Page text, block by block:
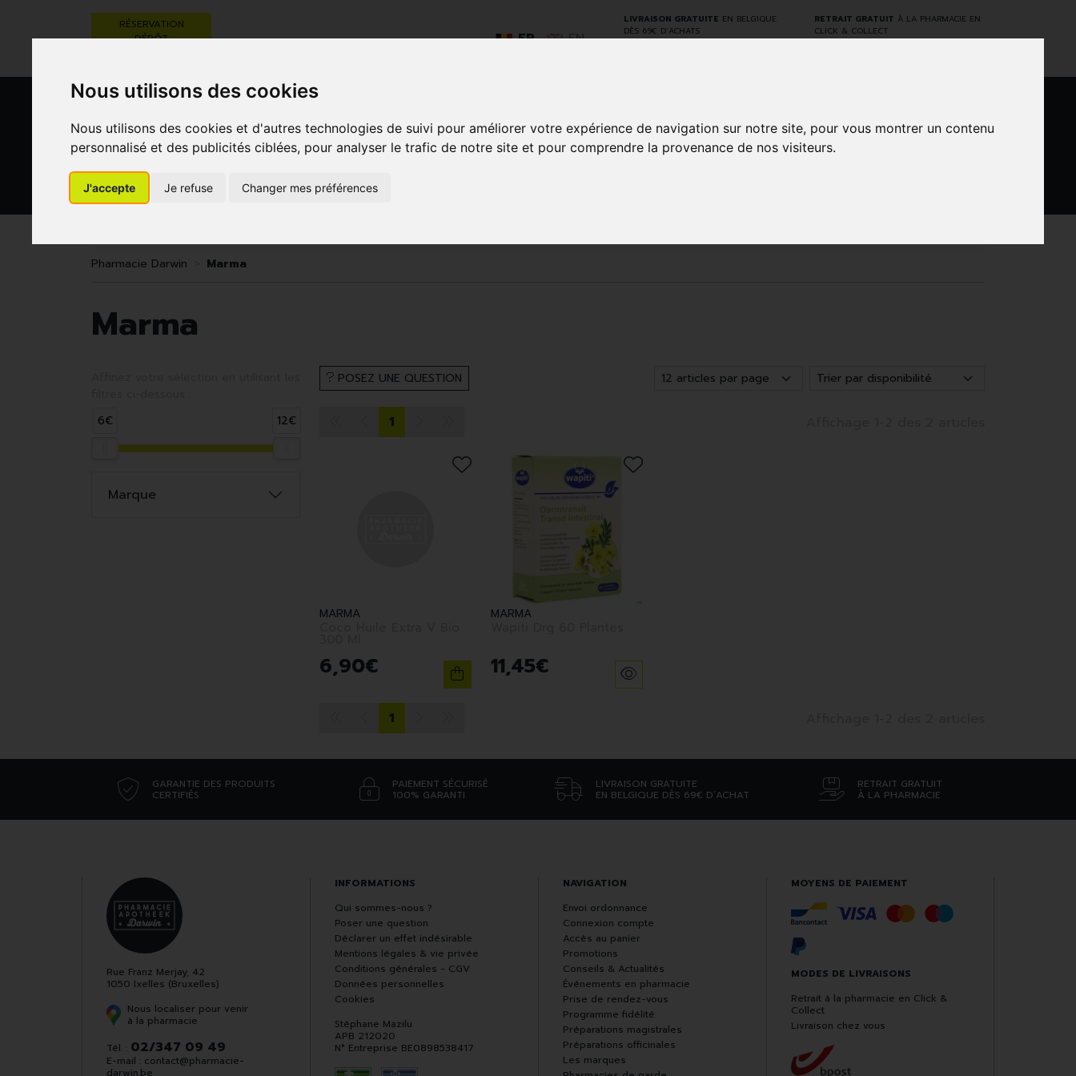
Nous utilisons des cookies
Nous utilisons des cookies et d'autres technologies de suivi pour améliorer votre expérience de navigation sur notre site, pour vous montrer un contenu
personnalisé et des publicités ciblées, pour analyser le trafic de notre site et pour comprendre la provenance de nos visiteurs.
J'accepte Je refuse Changer mes préférences
LIVRAISON GRATUITE EN BELGIQUE
DÈS 69€ D’ACHATS
RETRAIT GRATUIT À LA PHARMACIE EN
CLICK & COLLECT
FR EN
RÉSERVATION
DÉPÔT
0
GO
BEAUTÉ,
SOINS
Pharmacie Darwin Marma
Marma
POSEZ UNE QUESTION
1
MARMA
6,90€
MARMA
11,45€
1
6€
12€
Marque
GARANTIE DES PRODUITS
CERTIFIÉS
PAIEMENT SÉCURISÉ
100% GARANTI
LIVRAISON GRATUITE
EN BELGIQUE DÈS 69€ D’ACHAT
RETRAIT GRATUIT
À LA PHARMACIE
Rue Franz Merjay, 42
1050 Ixelles (Bruxelles)
Nous localiser pour venir
à la pharmacie
Tél. : 02/347 09 49
E-mail : contact@pharmacie-
darwin.be
INFORMATIONS
Qui sommes-nous ?
Poser une question
Déclarer un effet indésirable
Mentions légales & vie privée
Conditions générales - CGV
Données personnelles
Cookies
Stéphane Mazilu
APB 212020
N° Entreprise BE0898538417
NAVIGATION
Envoi ordonnance
Connexion compte
Accès au panier
Promotions
Conseils & Actualités
Événements en pharmacie
Prise de rendez-vous
Programme fidélité
Préparations magistrales
Préparations officinales
Les marques
MOYENS DE PAIEMENT
MODES DE LIVRAISONS
Retrait à la pharmacie en Click &
Collect
Livraison chez vous